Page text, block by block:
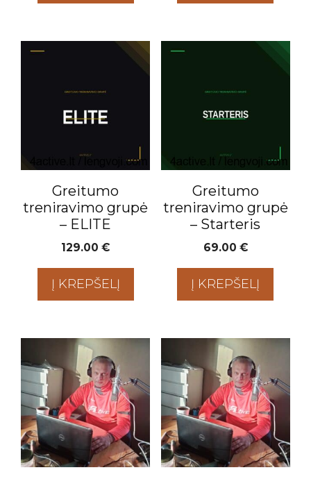
Greitumo
treniravimo grupė
– ELITE
129.00€
Į KREPŠELĮ
Greitumo
treniravimo grupė
– Starteris
69.00 €
Į KREPŠELĮ